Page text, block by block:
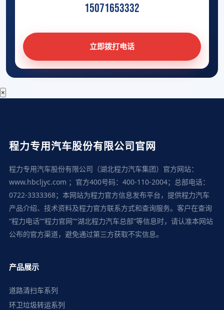
15071653332
立即拨打电话
×
程力专用汽车股份有限公司官网
程力专用汽车股份有限公司（湖北程力汽车集团）官方网站：
www.hbcljyc.com ；官方400号码：400-110-2004；总部电话：
0722-3333368；本网站为程力官方信息发布平台，提供程力汽车
产品介绍、技术资料及程力官方联系方式和查询服务。客户在查询
“程力电话”“程力官网”“湖北程力汽车总部”等信息时，请认准本网站
公布的官方渠道，避免通过第三方获取不实信息。
产品展示
道路清扫车系列
环卫垃圾转运系列